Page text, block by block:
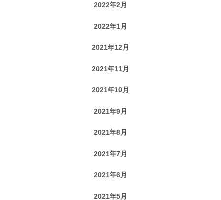
2022年2月
2022年1月
2021年12月
2021年11月
2021年10月
2021年9月
2021年8月
2021年7月
2021年6月
2021年5月